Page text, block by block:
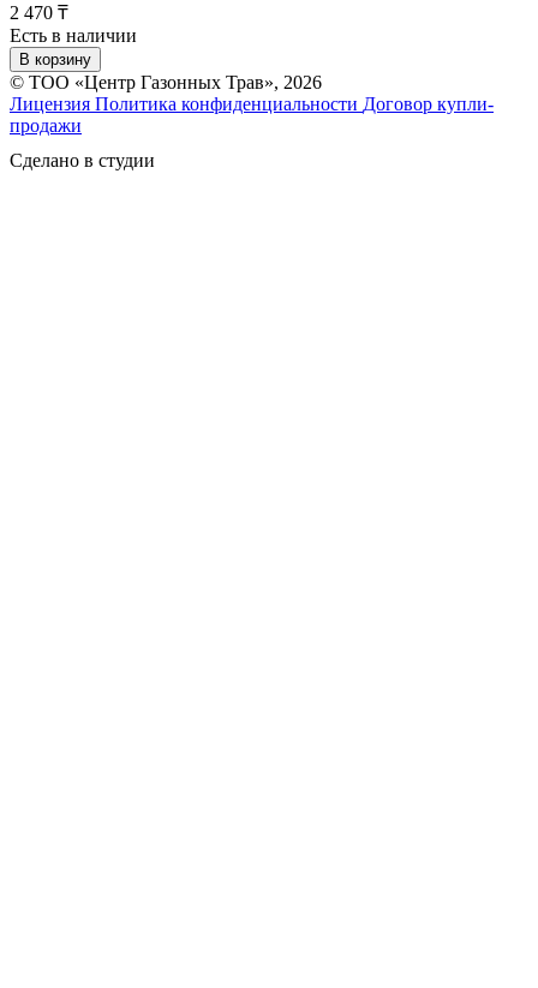
2 470 ₸
Есть в наличии
В корзину
© ТОО «Центр Газонных Трав», 2026
Лицензия Политика конфиденциальности Договор купли-
продажи
Сделано в студии